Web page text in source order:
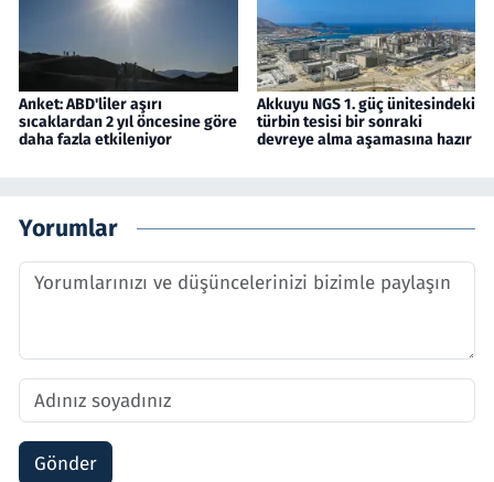
Anket: ABD'liler aşırı
sıcaklardan 2 yıl öncesine göre
daha fazla etkileniyor
Akkuyu NGS 1. güç ünitesindeki
türbin tesisi bir sonraki
devreye alma aşamasına hazır
Yorumlar
Gönder